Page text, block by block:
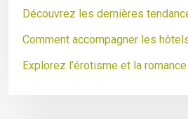
Découvrez les dernières
Comment accompagner les
Explorez l’érotisme et la